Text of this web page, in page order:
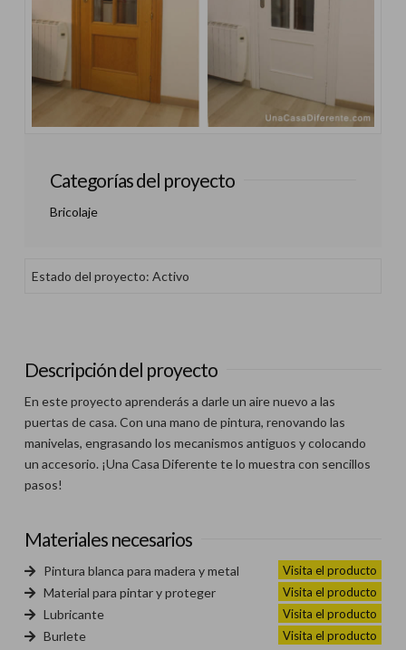
Categorías del proyecto
Bricolaje
Estado del proyecto: Activo
Descripción del proyecto
En este proyecto aprenderás a darle un aire nuevo a las
puertas de casa. Con una mano de pintura, renovando las
manivelas, engrasando los mecanismos antiguos y colocando
un accesorio. ¡Una Casa Diferente te lo muestra con sencillos
pasos!
Materiales necesarios
Pintura blanca para madera y metal Visita el producto
Material para pintar y proteger Visita el producto
Lubricante Visita el producto
Burlete Visita el producto